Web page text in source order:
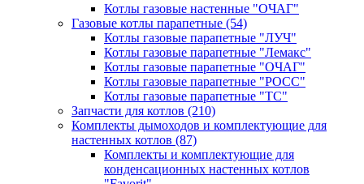
Котлы газовые настенные "ОЧАГ"
Газовые котлы парапетные (54)
Котлы газовые парапетные "ЛУЧ"
Котлы газовые парапетные "Лемакс"
Котлы газовые парапетные "ОЧАГ"
Котлы газовые парапетные "РОСС"
Котлы газовые парапетные "ТС"
Запчасти для котлов (210)
Комплекты дымоходов и комплектующие для
настенных котлов (87)
Комплекты и комплектующие для
конденсационных настенных котлов